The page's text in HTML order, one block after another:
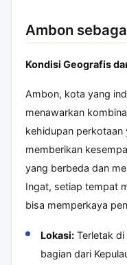
Ambon
Kondisi Geografis
Ambon, kota yang
menawarkan
kehidupan perkotaan
memberikan
yang berbeda dan
Ingat, setiap tempat
bisa memperkaya
Lokasi:Terletak di
bagian dari